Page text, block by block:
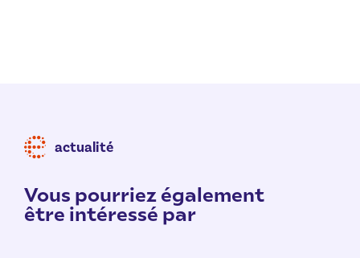
actualité
Vous pourriez également
être intéressé par